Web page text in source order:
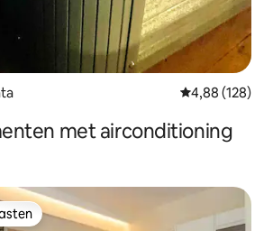
Gemiddelde
4,88 (128)
met airconditioning